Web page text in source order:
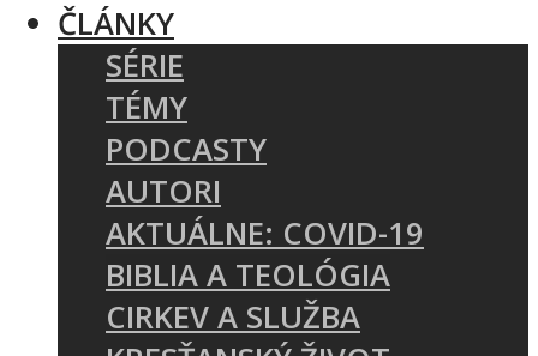
ČLÁNKY
SÉRIE
TÉMY
PODCASTY
AUTORI
AKTUÁLNE: COVID-19
BIBLIA A TEOLÓGIA
CIRKEV A SLUŽBA